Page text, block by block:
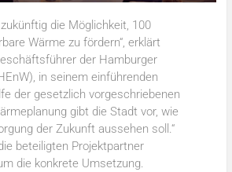
die Möglichkeit, 100
Wärme zu fördern“, erklärt
der Hamburger
in seinem einführenden
der gesetzlich vorgeschriebenen
gibt die Stadt vor, wie
der Zukunft aussehen soll.“
beteiligten Projektpartner
die konkrete Umsetzung.